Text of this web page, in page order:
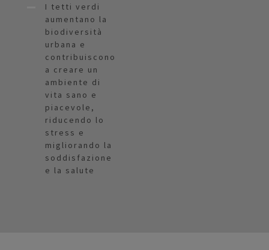
I tetti verdi
aumentano la
biodiversità
urbana e
contribuiscono
a creare un
ambiente di
vita sano e
piacevole,
riducendo lo
stress e
migliorando la
soddisfazione
e la salute